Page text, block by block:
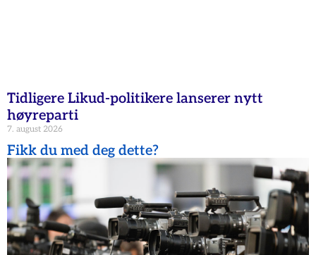
Tidligere Likud-politikere lanserer nytt
høyreparti
7. august 2026
Fikk du med deg dette?